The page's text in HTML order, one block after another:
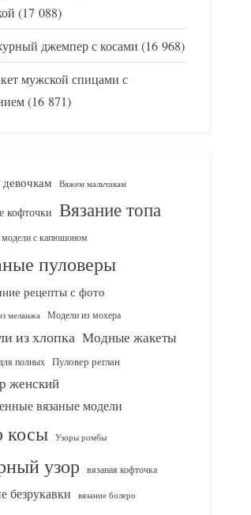
(17 088)
джемпер с косами (16 968)
мужской спицами с
(16 871)
Вяжем мальчикам
кофточки Вязание топа
с капюшоном
пуловеры
рецепты с фото
меланжа Модели из мохера
из хлопка Модные жакеты
полных Пуловер реглан
женский
вязаные модели
косы Узоры ромбы
узор вязаная кофточка
безрукавки вязание болеро